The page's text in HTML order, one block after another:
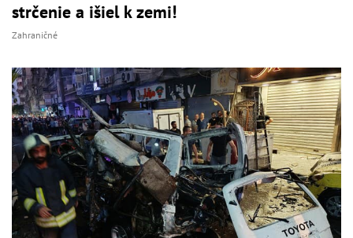
strčenie a išiel k zemi!
Zahraničné